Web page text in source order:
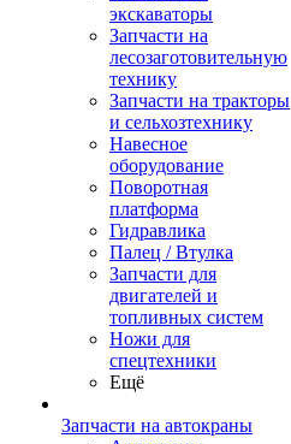
экскаваторы
Запчасти на
лесозаготовительную
технику
Запчасти на тракторы
и сельхозтехнику
Навесное
оборудование
Поворотная
платформа
Гидравлика
Палец / Втулка
Запчасти для
двигателей и
топливных систем
Ножи для
спецтехники
Ещё
Запчасти на автокраны